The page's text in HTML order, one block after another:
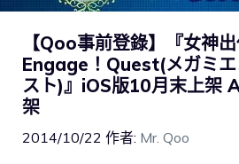
【Qoo事前登錄】『女神
Engage！Quest(メガミ
スト)』iOS版10月末上架
架
2014/10/22 作者: Mr. Qoo